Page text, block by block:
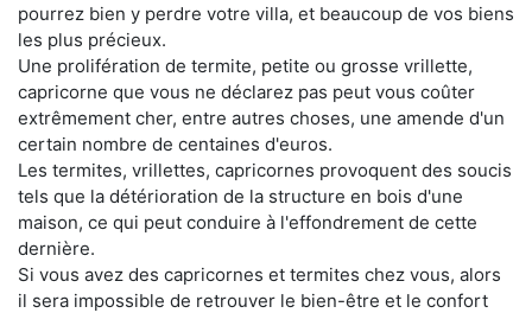
pourrez bien y perdre votre villa, et beaucoup de vos biens
les plus précieux.
Une prolifération de termite, petite ou grosse vrillette,
capricorne que vous ne déclarez pas peut vous coûter
extrêmement cher, entre autres choses, une amende d'un
certain nombre de centaines d'euros.
Les termites, vrillettes, capricornes provoquent des soucis
tels que la détérioration de la structure en bois d'une
maison, ce qui peut conduire à l'effondrement de cette
dernière.
Si vous avez des capricornes et termites chez vous, alors
il sera impossible de retrouver le bien-être et le confort